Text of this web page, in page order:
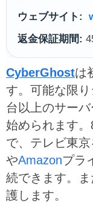
ウェブサイト:
返金保証期間:
CyberGhostは
す。可能な限
台以上のサー
始められます
で、テレビ東
やAmazonプラ
続できます。
護します。